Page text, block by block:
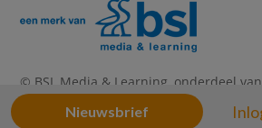
© BSL Media & Learning, onderdeel van
Privacy Statement | Disclaimer|
Nieuwsbrief